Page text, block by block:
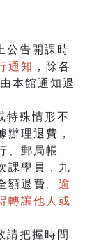
公告開課時
通知 ，除各
本館通知退
特殊情形不
辦理退費，
、郵局帳
課學員，九
額退費。 逾
轉讓他人或
請把握時間